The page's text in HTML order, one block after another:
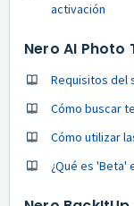
activación
Nero AI Photo
Requisitos del
Cómo buscar
Cómo utilizar
¿Qué es 'Beta'